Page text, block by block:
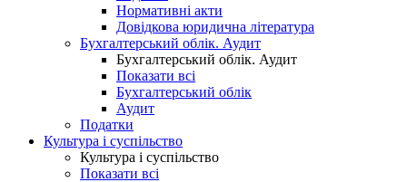
Нормативні акти
Довідкова юридична література
Бухгалтерський облік. Аудит
Бухгалтерський облік. Аудит
Показати всі
Бухгалтерський облік
Аудит
Податки
Культура і суспільство
Культура і суспільство
Показати всі